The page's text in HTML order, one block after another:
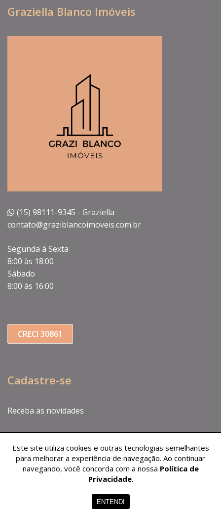
Graziella Blanco Imóveis
(15) 98111-9345 - Graziella
contato@graziblancoimoveis.com.br
Segunda à Sexta
8:00 às 18:00
Sábado
8:00 às 16:00
CRECI 30861
Cadastre-se
Receba as novidades
Este site utiliza cookies e outras tecnologias semelhantes
para melhorar a experiência de navegação. Ao continuar
navegando, você concorda com a nossa Política de
Privacidade.
ENTENDI